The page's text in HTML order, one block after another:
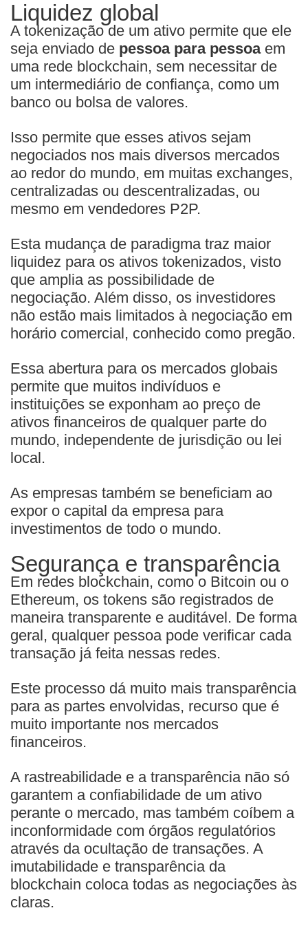
Liquidez global
A tokenização de um ativo permite que ele
seja enviado de pessoa para pessoa em
uma rede blockchain, sem necessitar de
um intermediário de confiança, como um
banco ou bolsa de valores.
Isso permite que esses ativos sejam
negociados nos mais diversos mercados
ao redor do mundo, em muitas exchanges,
centralizadas ou descentralizadas, ou
mesmo em vendedores P2P.
Esta mudança de paradigma traz maior
liquidez para os ativos tokenizados, visto
que amplia as possibilidade de
negociação. Além disso, os investidores
não estão mais limitados à negociação em
horário comercial, conhecido como pregão.
Essa abertura para os mercados globais
permite que muitos indivíduos e
instituições se exponham ao preço de
ativos financeiros de qualquer parte do
mundo, independente de jurisdição ou lei
local.
As empresas também se beneficiam ao
expor o capital da empresa para
investimentos de todo o mundo.
Segurança e transparência
Em redes blockchain, como o Bitcoin ou o
Ethereum, os tokens são registrados de
maneira transparente e auditável. De forma
geral, qualquer pessoa pode verificar cada
transação já feita nessas redes.
Este processo dá muito mais transparência
para as partes envolvidas, recurso que é
muito importante nos mercados
financeiros.
A rastreabilidade e a transparência não só
garantem a confiabilidade de um ativo
perante o mercado, mas também coíbem a
inconformidade com órgãos regulatórios
através da ocultação de transações. A
imutabilidade e transparência da
blockchain coloca todas as negociações às
claras.